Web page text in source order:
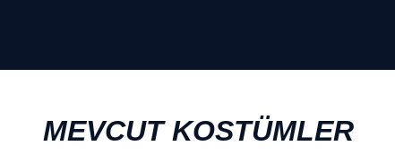
MEVCUT KOSTÜMLER